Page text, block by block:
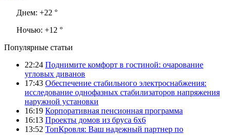
Днем: +22 °
Ночью: +12 °
Популярные статьи
22:24 Поднимите комфорт в гостиной: очарование
угловых диванов
17:43 Обеспечение стабильного электроснабжения:
исследование однофазных стабилизаторов напряжения
наружной установки
16:19 Корпоративная пенсионная программа
16:13 Проекты домов из бруса 6х6
13:52 ТопКровля: Ваш надежный партнер по